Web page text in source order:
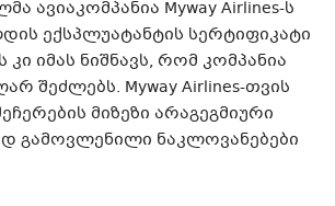
ავიაკომპანია Myway Airlines-ს
ექსპლუატანტის სერტიფიკატი
კი იმას ნიშნავს, რომ კომპანია
შეძლებს. Myway Airlines-თვის
მიზეზი არაგეგმიური
გამოვლენილი ნაკლოვანებები